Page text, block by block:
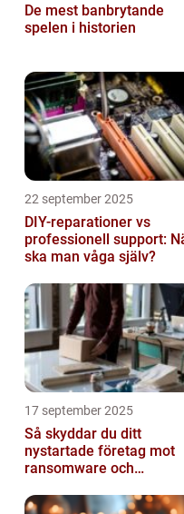
De mest banbrytande
spelen i historien
22 september 2025
DIY-reparationer vs
professionell support:
ska man våga själv?
17 september 2025
Så skyddar du ditt
nystartade företag mot
ransomware och